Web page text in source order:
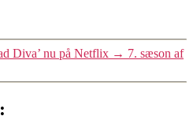
Diva’ nu på Netflix → 7. sæson af